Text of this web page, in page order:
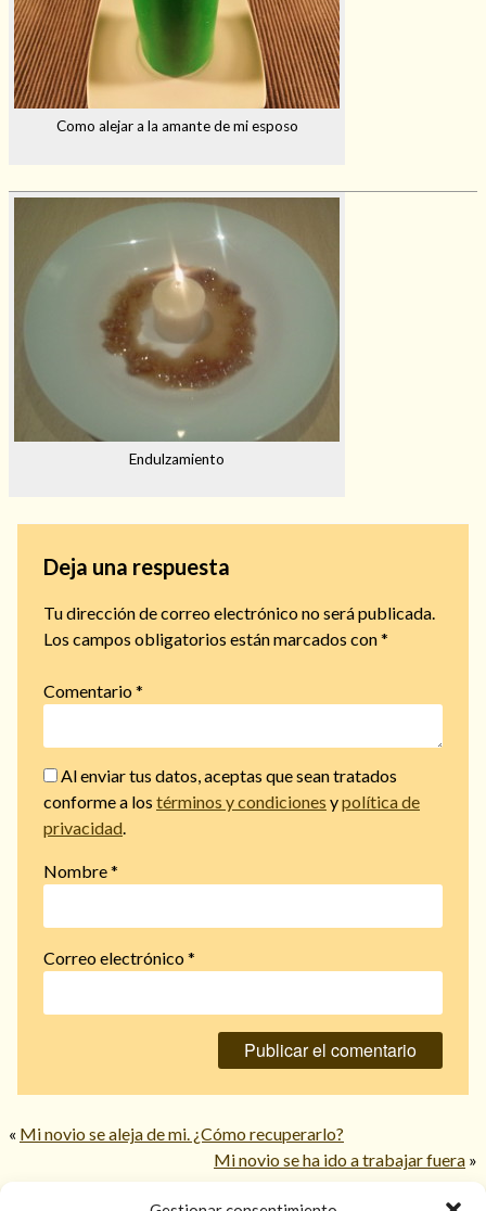
Como alejar a la amante de mi esposo
Endulzamiento
Deja una respuesta
Tu dirección de correo electrónico no será publicada.
Los campos obligatorios están marcados con*
Comentario*
Al enviar tus datos, aceptas que sean tratados
conforme a los términos y condiciones ypolítica de
privacidad.
Nombre*
Correo electrónico*
« Mi novio se aleja de mi. ¿Cómo recuperarlo?
Mi novio se ha ido a trabajar fuera »